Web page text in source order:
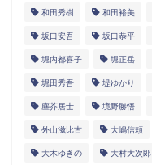
和田秀樹 和田裕美
坂口安吾 坂口恭平
堀内都喜子 堀正岳
堀田秀吾 堤ゆかり
塵芥居士 境野勝悟
外山滋比古 大嶋信頼
大木ゆきの 大村大次郎